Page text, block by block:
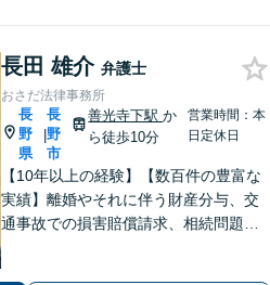
長田 雄介 弁護士
おさだ法律事務所
長
野
県
|
長
野
市
善光寺下駅か
ら徒歩10分
営業時間：本
日定休日
【10年以上の経験】【数百件の豊富な
実績】離婚やそれに伴う財産分与、交
通事故での損害賠償請求、相続問題な